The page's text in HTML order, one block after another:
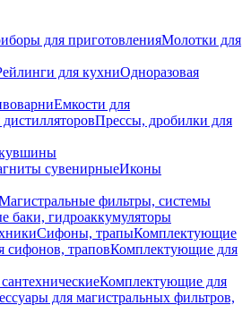
для приготовленияМолотки для
для кухниОдноразовая
Емкости для
Прессы, дробилки для
сувенирныеИконы
фильтры, системы
баки, гидроаккумуляторы
Сифоны, трапыКомплектующие
траповКомплектующие для
Комплектующие для
для магистральных фильтров,